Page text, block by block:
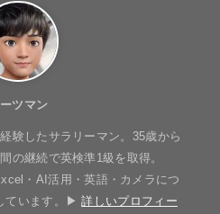
ツマン
験したサラリーマン。35歳から
の継続で英検準1級を取得。
・AI活用・英語・カメラにつ
ています。▶詳しいプロフィー